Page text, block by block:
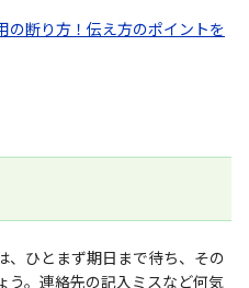
の断り方！伝え方のポイントを
、ひとまず期日まで待ち、その
う。連絡先の記入ミスなど何気